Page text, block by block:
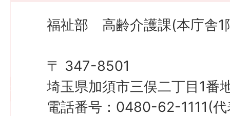
福祉部 高齢介護課(本庁舎1
〒 347-8501
埼玉県加須市三俣二丁目1番
電話番号：0480-62-1111(